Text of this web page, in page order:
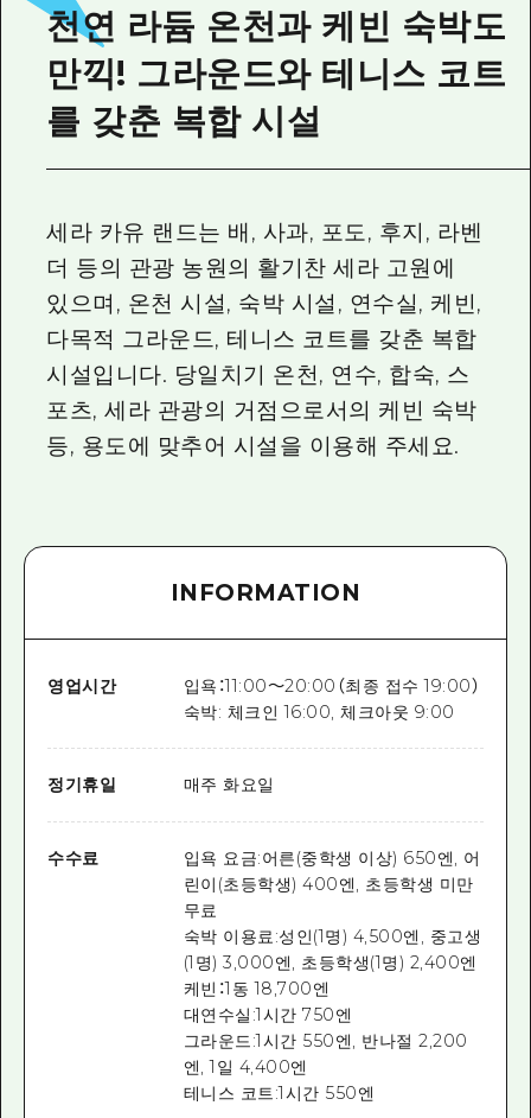
사진 다운로드
재해가 발생했을 때의 교통 정보
관광 안내 책자
천연 라듐 온천과 케빈 숙박도
만끽! 그라운드와 테니스 코트
를 갖춘 복합 시설
세라 카유 랜드는 배, 사과, 포도, 후지, 라벤
더 등의 관광 농원의 활기찬 세라 고원에
있으며, 온천 시설, 숙박 시설, 연수실, 케빈,
다목적 그라운드, 테니스 코트를 갖춘 복합
시설입니다. 당일치기 온천, 연수, 합숙, 스
포츠, 세라 관광의 거점으로서의 케빈 숙박
등, 용도에 맞추어 시설을 이용해 주세요.
INFORMATION
영업시간
입욕：11:00～20:00（최종 접수 19:00）
숙박: 체크인 16:00, 체크아웃 9:00
정기휴일 매주 화요일
수수료
입욕 요금:어른(중학생 이상) 650엔, 어
린이(초등학생) 400엔, 초등학생 미만
무료
숙박 이용료:성인(1명) 4,500엔, 중고생
(1명) 3,000엔, 초등학생(1명) 2,400엔
케빈：1동 18,700엔
대연수실:1시간 750엔
그라운드:1시간 550엔, 반나절 2,200
엔, 1일 4,400엔
테니스 코트:1시간 550엔